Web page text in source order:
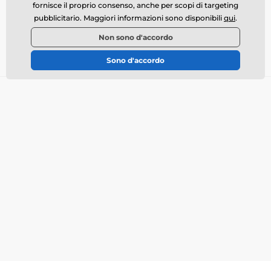
Dove ci puoi trovare
Italiano
fornisce il proprio consenso, anche per scopi di targeting
pubblicitario. Maggiori informazioni sono disponibili qui.
Non sono d'accordo
Sono d'accordo